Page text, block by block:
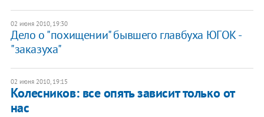
02 июня 2010, 19:30
Дело о "похищении" бывшего главбуха ЮГОК -
"заказуха"
02 июня 2010, 19:15
Колесников: все опять зависит только от
нас